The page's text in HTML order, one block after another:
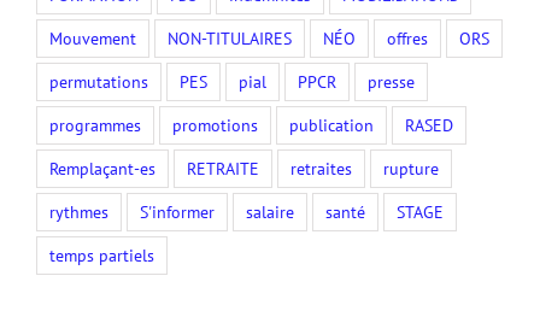
Mouvement
NON-TITULAIRES NÉO offres
ORS
permutations
PES pial PPCR
presse
programmes
promotions publication
RASED
Remplaçant-es
RETRAITE retraites
rupture
rythmes
S'informer salaire santé
STAGE
temps partiels